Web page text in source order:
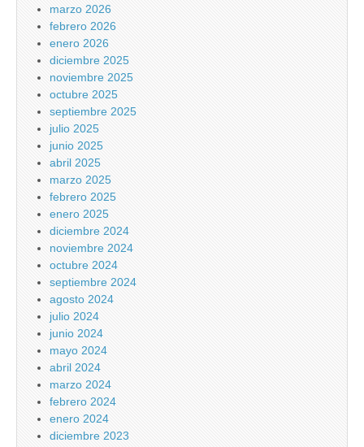
marzo 2026
febrero 2026
enero 2026
diciembre 2025
noviembre 2025
octubre 2025
septiembre 2025
julio 2025
junio 2025
abril 2025
marzo 2025
febrero 2025
enero 2025
diciembre 2024
noviembre 2024
octubre 2024
septiembre 2024
agosto 2024
julio 2024
junio 2024
mayo 2024
abril 2024
marzo 2024
febrero 2024
enero 2024
diciembre 2023